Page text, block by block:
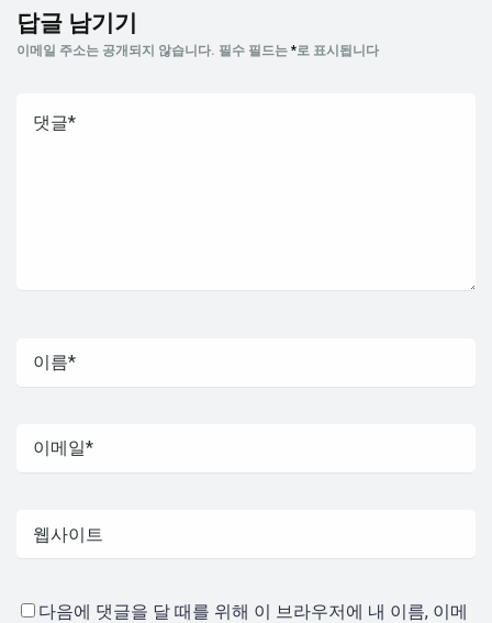
답글 남기기
이메일 주소는 공개되지 않습니다. 필수 필드는 *로 표시됩니다
다음에 댓글을 달 때를 위해 이 브라우저에 내 이름, 이메